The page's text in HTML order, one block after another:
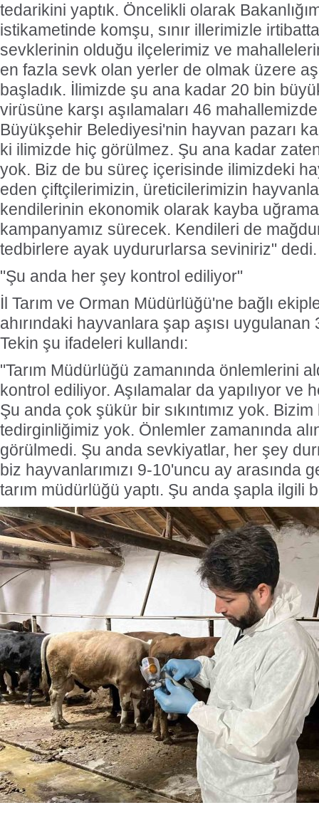
tedarikini yaptık. Öncelikli olarak
istikametinde komşu, sınır illerimizle
sevklerinin olduğu ilçelerimiz ve
en fazla sevk olan yerler de olmak üzere
başladık. İlimizde şu ana kadar 20 bin
virüsüne karşı aşılamaları 46
Büyükşehir Belediyesi'nin hayvan pazarı
ki ilimizde hiç görülmez. Şu ana kadar
yok. Biz de bu süreç içerisinde ilimizdeki
eden çiftçilerimizin, üreticilerimizin
kendilerinin ekonomik olarak kayba
kampanyamız sürecek. Kendileri de
tedbirlere ayak uydururlarsa seviniriz" dedi.
"Şu anda her şey kontrol ediliyor"
İl Tarım ve Orman Müdürlüğü'ne bağlı
ahırındaki hayvanlara şap aşısı uygulanan
Tekin şu ifadeleri kullandı:
"Tarım Müdürlüğü zamanında önlemlerini
kontrol ediliyor. Aşılamalar da yapılıyor ve
Şu anda çok şükür bir sıkıntımız yok.
tedirginliğimiz yok. Önlemler zamanında
görülmedi. Şu anda sevkiyatlar, her şey
biz hayvanlarımızı 9-10'uncu ay arasında
tarım müdürlüğü yaptı. Şu anda şapla ilgili